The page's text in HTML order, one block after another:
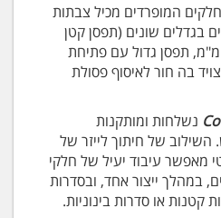
המופרדים מכיל צבתות
בגדלים שונים (תפסן קטן
עם פתיחת 100 על 200 מ"מ, תפסן גדול עם פתיחת
וגם מצויד בה חור לאיסוף פסולת
נשלחות ומותקנות
השילוב של חיתוך לייזר של
מאפשר עיבוד יעיל של חלקי
במהלך ייצור אחד, ובסדרות
קטנות או סדרות בינוניות.